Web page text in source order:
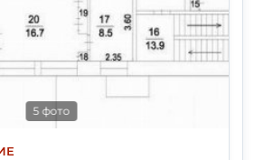
5 фото